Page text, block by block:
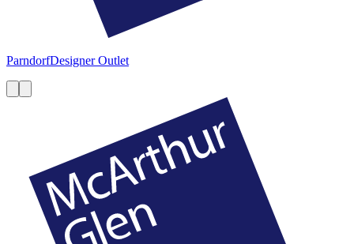
ParndorfDesigner Outlet